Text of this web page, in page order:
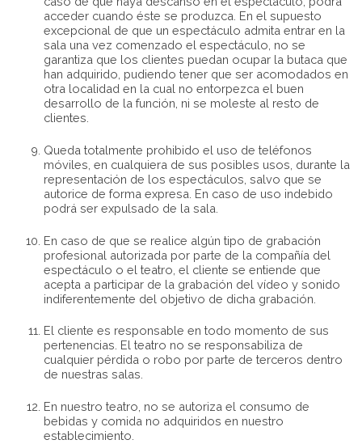
acceder cuando éste se produzca. En el supuesto
excepcional de que un espectáculo admita entrar en la
sala una vez comenzado el espectáculo, no se
garantiza que los clientes puedan ocupar la butaca que
han adquirido, pudiendo tener que ser acomodados en
otra localidad en la cual no entorpezca el buen
desarrollo de la función, ni se moleste al resto de
clientes.
Queda totalmente prohibido el uso de teléfonos
móviles, en cualquiera de sus posibles usos, durante la
representación de los espectáculos, salvo que se
autorice de forma expresa. En caso de uso indebido
podrá ser expulsado de la sala.
En caso de que se realice algún tipo de grabación
profesional autorizada por parte de la compañía del
espectáculo o el teatro, el cliente se entiende que
acepta a participar de la grabación del vídeo y sonido
indiferentemente del objetivo de dicha grabación.
El cliente es responsable en todo momento de sus
pertenencias. El teatro no se responsabiliza de
cualquier pérdida o robo por parte de terceros dentro
de nuestras salas.
En nuestro teatro, no se autoriza el consumo de
bebidas y comida no adquiridos en nuestro
establecimiento.